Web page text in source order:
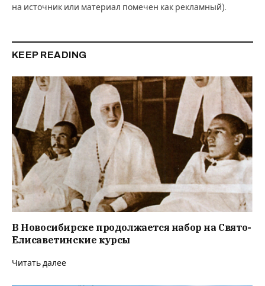
на источник или материал помечен как рекламный).
KEEP READING
В Новосибирске продолжается набор на Свято-
Елисаветинские курсы
Читать далее